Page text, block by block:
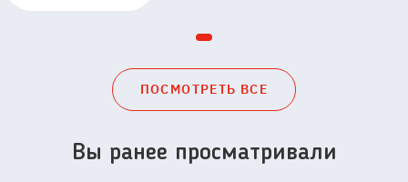
ПОСМОТРЕТЬ ВСЕ
Вы ранее просматривали